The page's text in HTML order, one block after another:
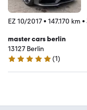
EZ 10/2017• 147.170 km •
master cars berlin
13127 Berlin
5 Sterne
(1)